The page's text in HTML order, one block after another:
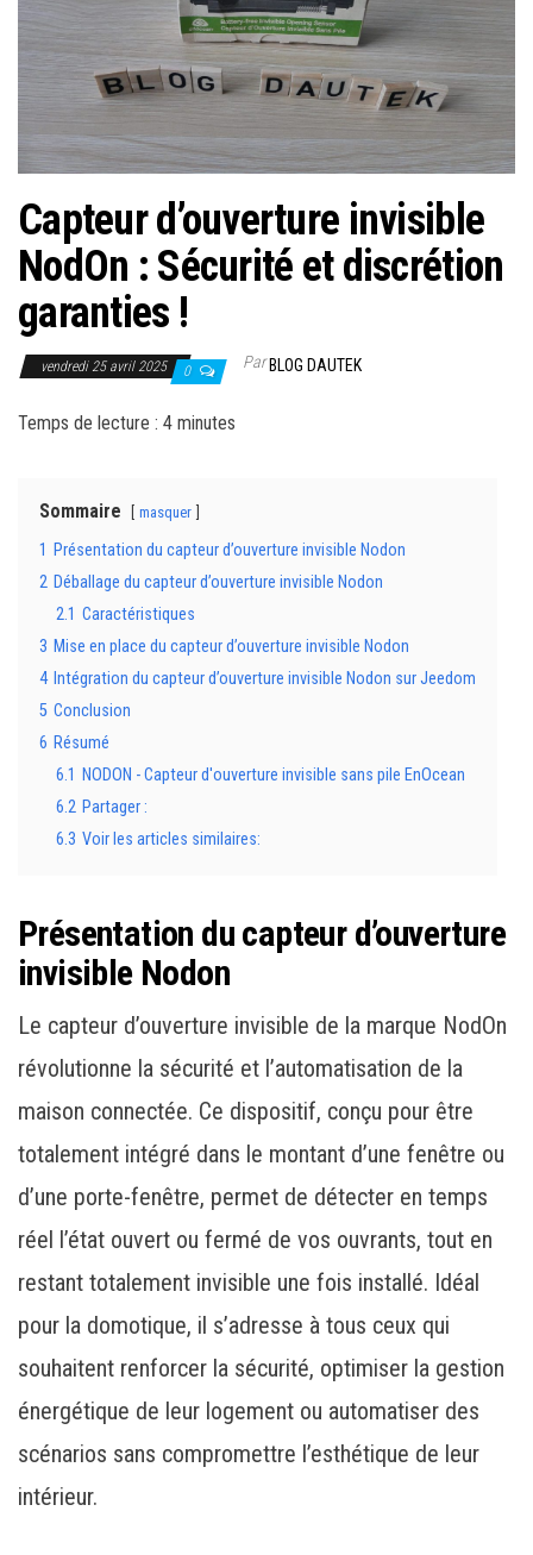
a
a
v
a
Capteur d’ouverture invisible
NodOn : Sécurité et discrétion
garanties !
vendredi 25 avril 2025 0 ParBLOG DAUTEK
Temps de lecture : 4 minutes
Sommaire masquer
1 Présentation du capteur d’ouverture invisible Nodon
2 Déballage du capteur d’ouverture invisible Nodon
2.1 Caractéristiques
3 Mise en place du capteur d’ouverture invisible Nodon
4 Intégration du capteur d’ouverture invisible Nodon sur Jeedom
5 Conclusion
6 Résumé
6.1 NODON - Capteur d'ouverture invisible sans pile EnOcean
6.2 Partager :
6.3 Voir les articles similaires:
Présentation du capteur d’ouverture
invisible Nodon
Le capteur d’ouverture invisible de la marque NodOn
révolutionne la sécurité et l’automatisation de la
maison connectée. Ce dispositif, conçu pour être
totalement intégré dans le montant d’une fenêtre ou
d’une porte-fenêtre, permet de détecter en temps
réel l’état ouvert ou fermé de vos ouvrants, tout en
restant totalement invisible une fois installé. Idéal
pour la domotique, il s’adresse à tous ceux qui
souhaitent renforcer la sécurité, optimiser la gestion
énergétique de leur logement ou automatiser des
scénarios sans compromettre l’esthétique de leur
intérieur.